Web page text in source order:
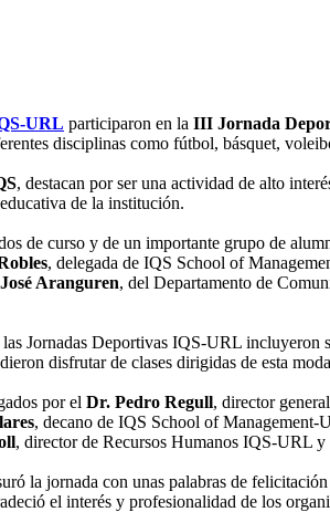
URL participaron en la III Jornada
disciplinas como fútbol, básquet,
, destacan por ser una actividad de alto
de la institución.
de curso y de un importante grupo de
, delegada de IQS School of
Aranguren, del Departamento de
Jornadas Deportivas IQS-URL incluyeron
disfrutar de clases dirigidas de esta
por el Dr. Pedro Regull, director
, decano de IQS School of Management-
, director de Recursos Humanos IQS-URL y
la jornada con unas palabras de
el interés y profesionalidad de los